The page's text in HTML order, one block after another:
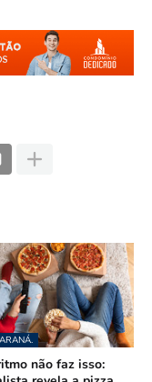
não faz isso: